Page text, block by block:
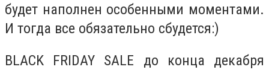
будет наполнен особенными моментами.
И тогда все обязательно сбудется:)
BLACK FRIDAY SALE до конца декабря